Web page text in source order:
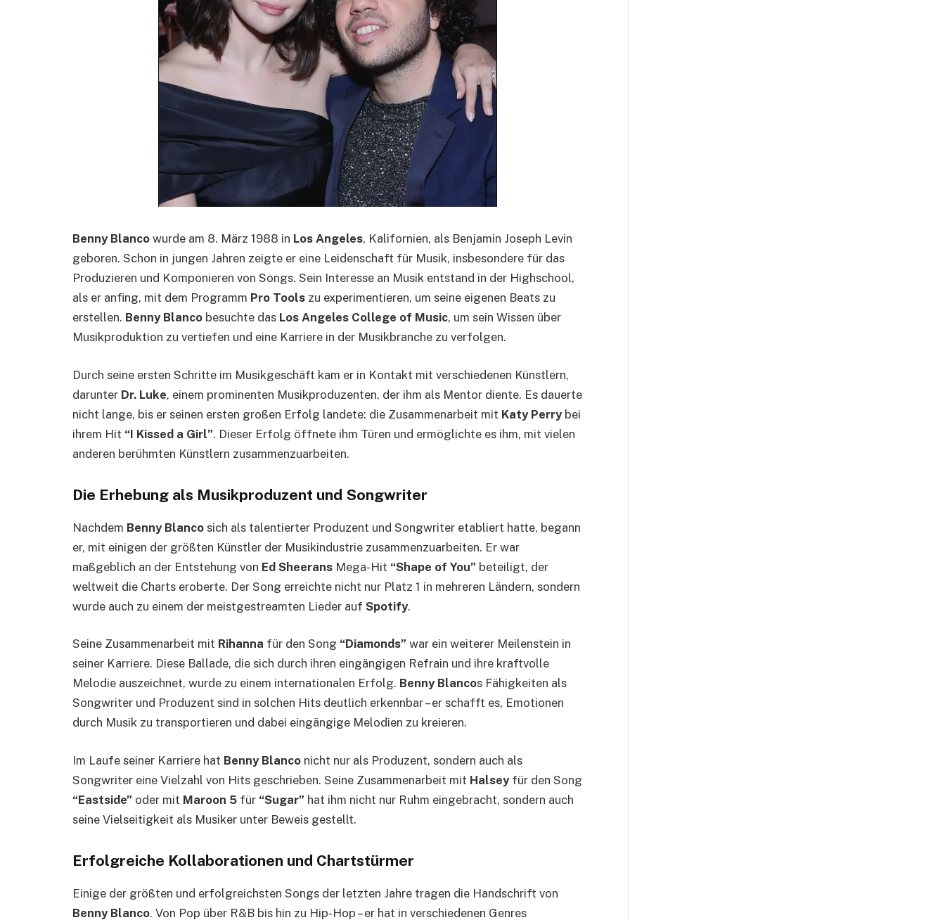
Benny Blanco wurde am 8. März 1988 in Los Angeles, Kalifornien, als Benjamin Joseph Levin
geboren. Schon in jungen Jahren zeigte er eine Leidenschaft für Musik, insbesondere für das
Produzieren und Komponieren von Songs. Sein Interesse an Musik entstand in der Highschool,
als er anfing, mit dem Programm Pro Tools zu experimentieren, um seine eigenen Beats zu
erstellen. Benny Blanco besuchte das Los Angeles College of Music, um sein Wissen über
Musikproduktion zu vertiefen und eine Karriere in der Musikbranche zu verfolgen.
Durch seine ersten Schritte im Musikgeschäft kam er in Kontakt mit verschiedenen Künstlern,
darunter Dr. Luke, einem prominenten Musikproduzenten, der ihm als Mentor diente. Es dauerte
nicht lange, bis er seinen ersten großen Erfolg landete: die Zusammenarbeit mit Katy Perrybei
ihrem Hit “I Kissed a Girl”. Dieser Erfolg öffnete ihm Türen und ermöglichte es ihm, mit vielen
anderen berühmten Künstlern zusammenzuarbeiten.
Die Erhebung als Musikproduzent und Songwriter
Nachdem Benny Blanco sich als talentierter Produzent und Songwriter etabliert hatte, begann
er, mit einigen der größten Künstler der Musikindustrie zusammenzuarbeiten. Er war
maßgeblich an der Entstehung von Ed Sheerans Mega-Hit “Shape of You” beteiligt, der
weltweit die Charts eroberte. Der Song erreichte nicht nur Platz 1 in mehreren Ländern, sondern
wurde auch zu einem der meistgestreamten Lieder auf Spotify.
Seine Zusammenarbeit mit Rihanna für den Song “Diamonds” war ein weiterer Meilenstein in
seiner Karriere. Diese Ballade, die sich durch ihren eingängigen Refrain und ihre kraftvolle
Melodie auszeichnet, wurde zu einem internationalen Erfolg. Benny Blancos Fähigkeiten als
Songwriter und Produzent sind in solchen Hits deutlich erkennbar – er schafft es, Emotionen
durch Musik zu transportieren und dabei eingängige Melodien zu kreieren.
Im Laufe seiner Karriere hat Benny Blanco nicht nur als Produzent, sondern auch als
Songwriter eine Vielzahl von Hits geschrieben. Seine Zusammenarbeit mit Halseyfür den Song
“Eastside” oder mit Maroon 5 für “Sugar” hat ihm nicht nur Ruhm eingebracht, sondern auch
seine Vielseitigkeit als Musiker unter Beweis gestellt.
Erfolgreiche Kollaborationen und Chartstürmer
Einige der größten und erfolgreichsten Songs der letzten Jahre tragen die Handschrift von
Benny Blanco. Von Pop über R&B bis hin zu Hip-Hop – er hat in verschiedenen Genres